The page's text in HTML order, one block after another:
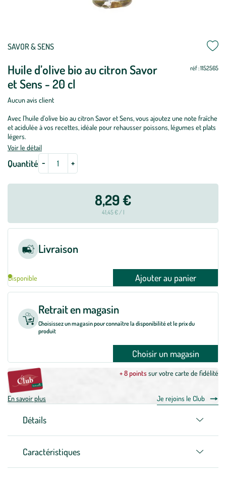
SAVOR & SENS
Huile d’olive bio au citron Savor
et Sens - 20 cl
réf : 1152565
Aucun avis client
Avec l’huile d’olive bio au citron Savor et Sens, vous ajoutez une note fraîche
et acidulée à vos recettes, idéale pour rehausser poissons, légumes et plats
légers.
Voir le détail
Quantité
Mettre
jour
-
Mettre
jour
+
8,29 €
41,45 € / l
Livraison
Disponible Ajouter au panier
Retrait en magasin
Choisissez un magasin pour connaître la disponibilité et le prix du
produit
Choisir un magasin
+ 8 pointssur votre carte de fidélité
En savoir plus Je rejoins le Club
Détails
Caractéristiques